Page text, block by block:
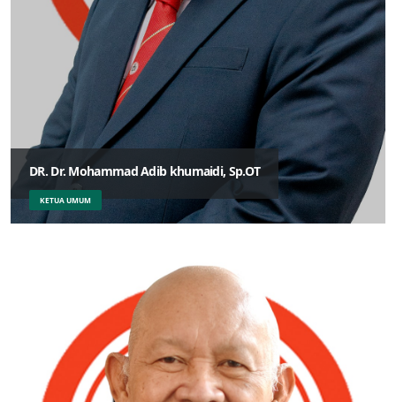
DR. Dr. Mohammad Adib khumaidi, Sp.OT
KETUA UMUM